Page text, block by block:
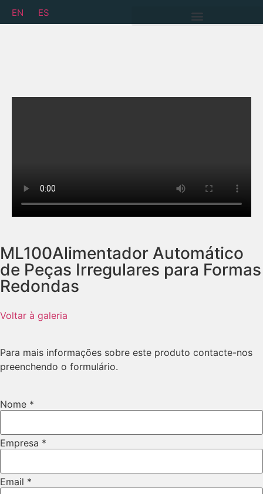
EN ES
ML100Alimentador Automático
de Peças Irregulares para Formas
Redondas
Voltar à galeria
Para mais informações sobre este produto contacte-nos
preenchendo o formulário.
Telefone
Layout
Nome *
Empresa *
Email *